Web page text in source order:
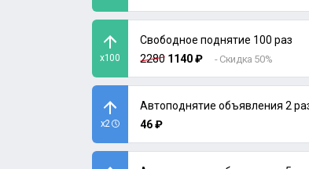
x100
Свободное поднятие 100 раз
2280 1140 ₽ - Скидка 50%
x2
Автоподнятие объявления 2
46 ₽